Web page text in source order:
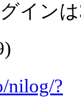
イン
nilog/?